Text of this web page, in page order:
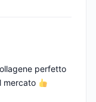
perfetto
mercato